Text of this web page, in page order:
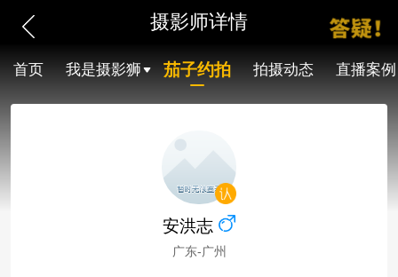
摄影师详情
首页 我是摄影狮 茄子约拍 拍摄动态 直播案例
安洪志
广东-广州